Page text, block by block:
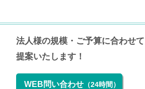
法人様の規模・ご予算に合わせて
提案いたします！
WEB問い合わせ （24時間）